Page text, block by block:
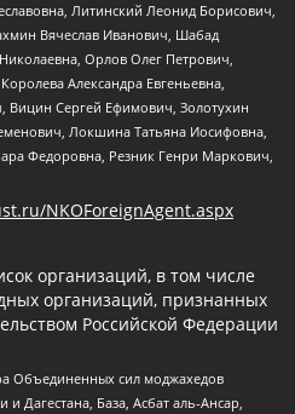
Литинский Леонид Борисович,
Вячеслав Иванович, Шабад
Орлов Олег Петрович,
Александра Евгеньевна,
Вицин Сергей Ефимович, Золотухин
Локшина Татьяна Иосифовна,
Федоровна, Резник Генри Маркович,
NKOForeignAgent.aspx
организаций, в том числе
организаций, признанных
Российской Федерации
Объединенных сил моджахедов
Дагестана, База, Асбат аль-Ансар,